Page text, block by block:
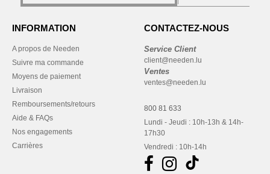
INFORMATION
A propos de Needen
Suivre ma commande
Moyens de paiement
Livraison
Remboursements/retours
Aide & FAQs
Nos engagements
Carrières
CONTACTEZ-NOUS
Service Client
client@needen.lu
Ventes
ventes@needen.lu
800 81 633
Lundi - Jeudi : 10h-13h & 14h-
17h30
Vendredi : 10h-14h